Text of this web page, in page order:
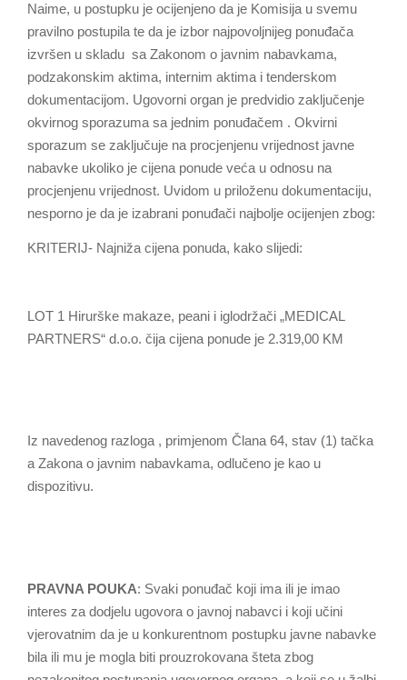
Naime, u postupku je оcijenjeno dа је Komisija u svemu
pravilno postupila te da је izbor najpovoljnijeg ponuđača
izvršen u skladu sa Zakonom o javnim nabavkama,
podzakonskim aktima, internim aktima i tenderskom
dokumentacijom. Ugovorni organ je predvidio zaključenje
okvirnog sporazuma sa jednim ponuđačem . Okvirni
sporazum se zaključuje na procjenjenu vrijednost javne
nabavke ukoliko je cijena ponude veća u odnosu na
procjenjenu vrijednost. Uvidom u priloženu dokumentaciju,
nesporno je da је izabrani ponuđači najbolje ocijenjen zbog:
KRITERIJ- Najniža cijena ponuda, kako slijedi:
LOT 1 Hirurške makaze, peani i iglodržači „MEDICAL
PARTNERS“ d.o.o. čija cijena ponude je 2.319,00 KM
Iz navedenog razloga , primjenom Člana 64, stav (1) tačka
a Zakona o javnim nabavkama, odlučeno je kao u
dispozitivu.
PRAVNA POUKA: Svaki ponuđač koji ima ili je imao
interes za dodjelu ugovora o javnoj nabavci i koji učini
vjerovatnim da je u konkurentnom postupku javne nabavke
bila ili mu je mogla biti prouzrokovana šteta zbog